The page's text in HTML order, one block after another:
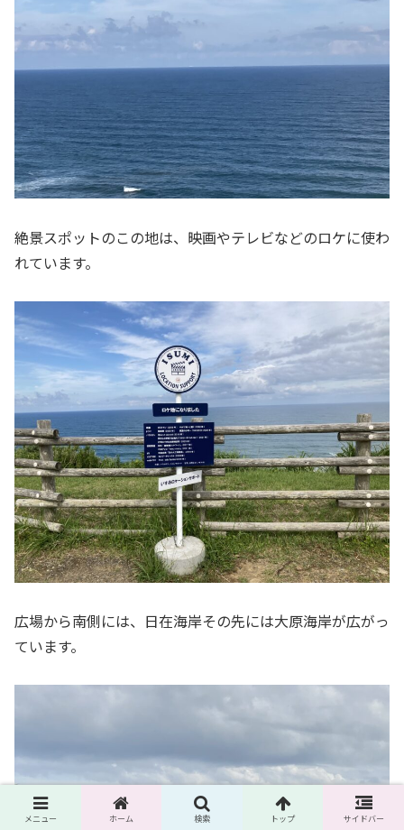
絶景スポットのこの地は、映画やテレビなどのロケに使わ
れています。
広場から南側には、日在海岸その先には大原海岸が広がっ
ています。
メニュー ホーム 検索 トップ サイドバー